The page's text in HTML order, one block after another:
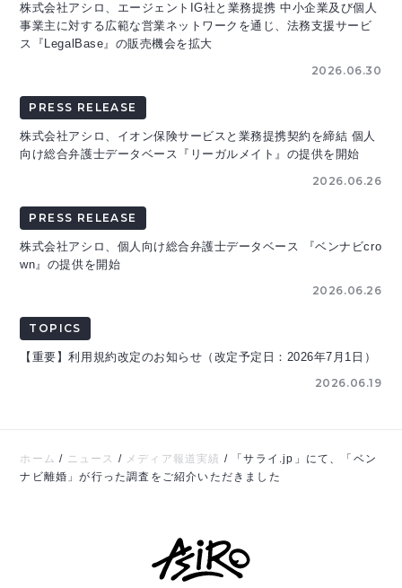
株式会社アシロ、エージェントIG社と業務提携 中小企業及び個人
事業主に対する広範な営業ネットワークを通じ、法務支援サービ
ス『LegalBase』の販売機会を拡大
2026.06.30
PRESS RELEASE
株式会社アシロ、イオン保険サービスと業務提携契約を締結 個人
向け総合弁護士データベース『リーガルメイト』の提供を開始
2026.06.26
PRESS RELEASE
株式会社アシロ、個人向け総合弁護士データベース 『ベンナビcro
wn』の提供を開始
2026.06.26
TOPICS
【重要】利用規約改定のお知らせ（改定予定日：2026年7月1日）
2026.06.19
ホーム / ニュース / メディア報道実績 /
「サライ.jp」にて、「ベン
ナビ離婚」が行った調査をご紹介いただきました